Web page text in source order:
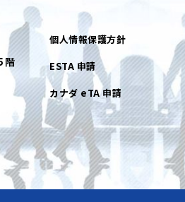
階
個人情報保護方針
ESTA 申請
カナダ eTA 申請